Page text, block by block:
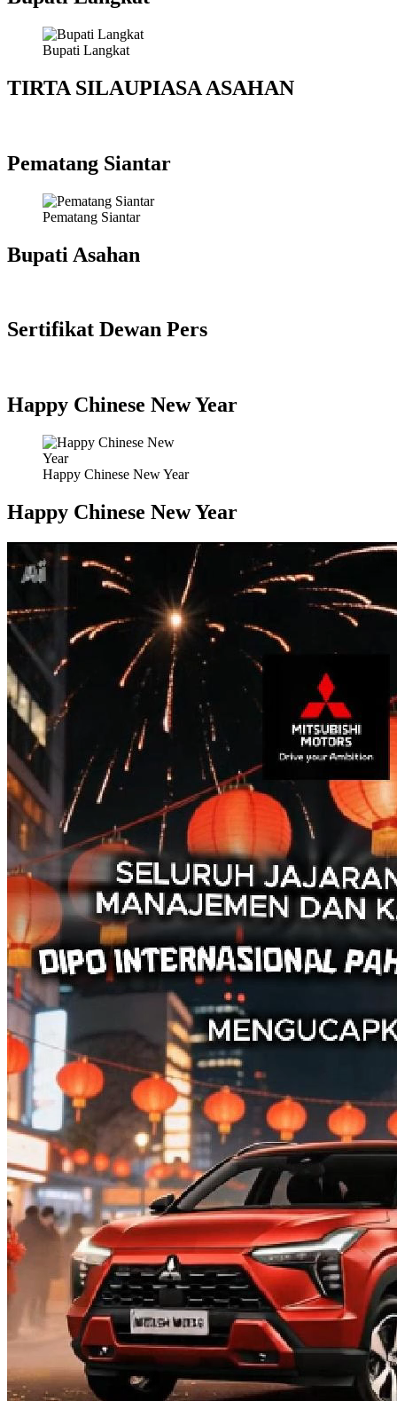
Bupati Langkat
TIRTA SILAUPIASA ASAHAN
Pematang Siantar
Pematang Siantar
Bupati Asahan
Sertifikat Dewan Pers
Happy Chinese New Year
Happy Chinese New Year
Happy Chinese New Year